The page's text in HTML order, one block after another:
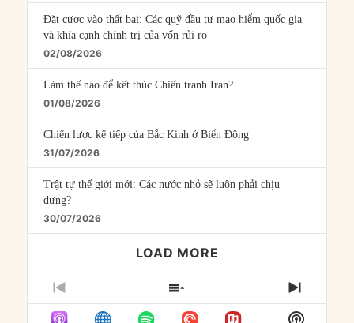
Đặt cược vào thất bại: Các quỹ đầu tư mạo hiểm quốc gia
và khía cạnh chính trị của vốn rủi ro
02/08/2026
Làm thế nào để kết thúc Chiến tranh Iran?
01/08/2026
Chiến lược kế tiếp của Bắc Kinh ở Biển Đông
31/07/2026
Trật tự thế giới mới: Các nước nhỏ sẽ luôn phải chịu
đựng?
30/07/2026
LOAD MORE
PREVIOUS
EPISODE
SHOW
EPISODES
NEXT
Show